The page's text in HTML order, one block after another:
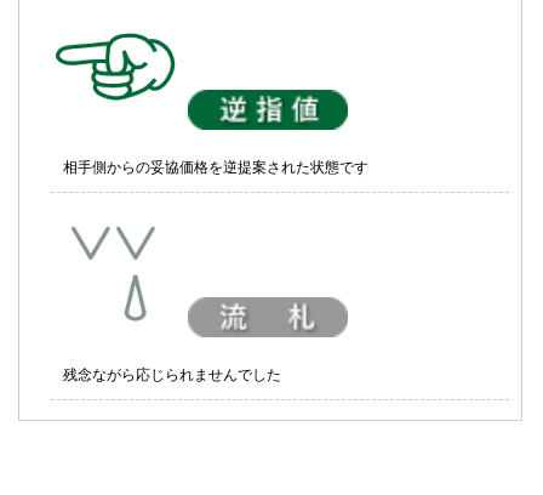
相手側からの妥協価格を逆提案された状態です
残念ながら応じられませんでした